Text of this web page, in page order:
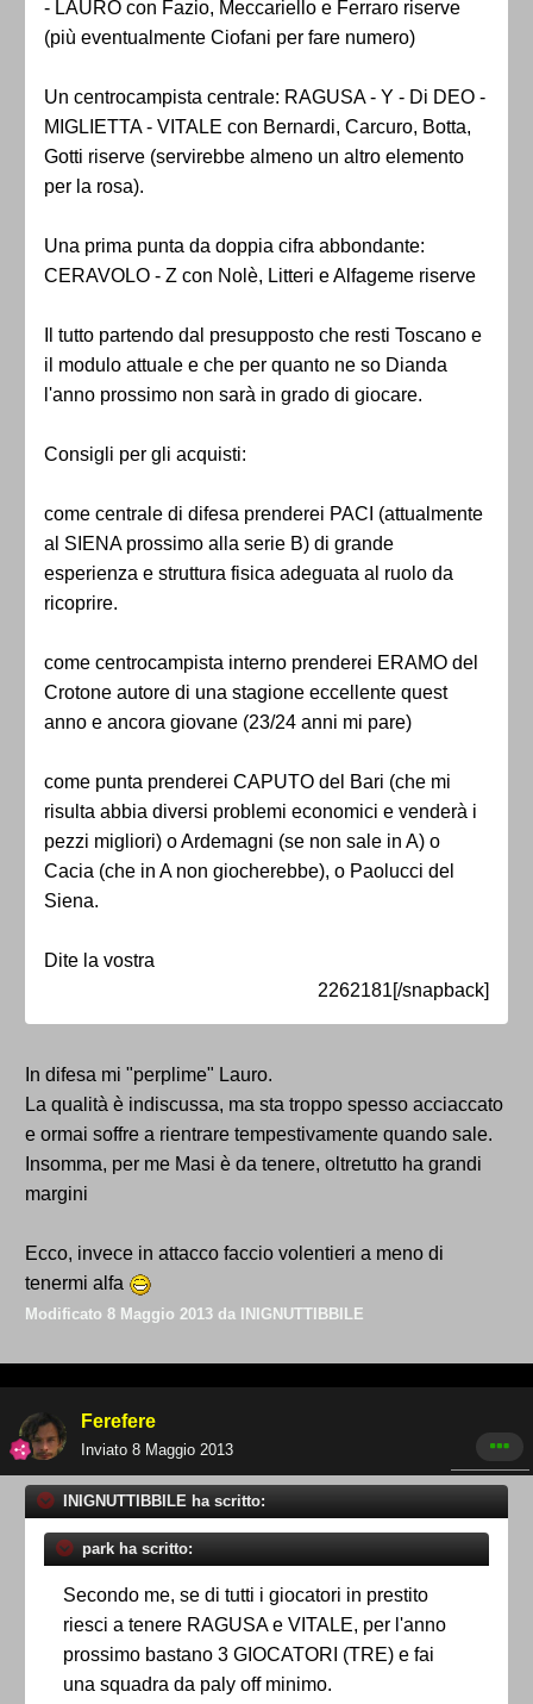
- LAURO con Fazio, Meccariello e Ferraro riserve
(più eventualmente Ciofani per fare numero)
Un centrocampista centrale: RAGUSA - Y - Di DEO -
MIGLIETTA - VITALE con Bernardi, Carcuro, Botta,
Gotti riserve (servirebbe almeno un altro elemento
per la rosa).
Una prima punta da doppia cifra abbondante:
CERAVOLO - Z con Nolè, Litteri e Alfageme riserve
Il tutto partendo dal presupposto che resti Toscano e
il modulo attuale e che per quanto ne so Dianda
l'anno prossimo non sarà in grado di giocare.
Consigli per gli acquisti:
come centrale di difesa prenderei PACI (attualmente
al SIENA prossimo alla serie B) di grande
esperienza e struttura fisica adeguata al ruolo da
ricoprire.
come centrocampista interno prenderei ERAMO del
Crotone autore di una stagione eccellente quest
anno e ancora giovane (23/24 anni mi pare)
come punta prenderei CAPUTO del Bari (che mi
risulta abbia diversi problemi economici e venderà i
pezzi migliori) o Ardemagni (se non sale in A) o
Cacia (che in A non giocherebbe), o Paolucci del
Siena.
Dite la vostra
2262181[/snapback]
In difesa mi "perplime" Lauro.
La qualità è indiscussa, ma sta troppo spesso acciaccato
e ormai soffre a rientrare tempestivamente quando sale.
Insomma, per me Masi è da tenere, oltretutto ha grandi
margini
Ecco, invece in attacco faccio volentieri a meno di
tenermi alfa
Modificato 8 Maggio 2013 da INIGNUTTIBBILE
Ferefere
Inviato 8 Maggio 2013
INIGNUTTIBBILE ha scritto:
park ha scritto:
Secondo me, se di tutti i giocatori in prestito
riesci a tenere RAGUSA e VITALE, per l'anno
prossimo bastano 3 GIOCATORI (TRE) e fai
una squadra da paly off minimo.